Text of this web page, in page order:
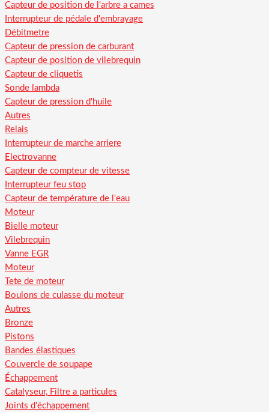
Capteur de position de l'arbre a cames
Interrupteur de pédale d'embrayage
Débitmetre
Capteur de pression de carburant
Capteur de position de vilebrequin
Capteur de cliquetis
Sonde lambda
Capteur de pression d'huile
Autres
Relais
Interrupteur de marche arriere
Electrovanne
Capteur de compteur de vitesse
Interrupteur feu stop
Capteur de température de l'eau
Moteur
Bielle moteur
Vilebrequin
Vanne EGR
Moteur
Tete de moteur
Boulons de culasse du moteur
Autres
Bronze
Pistons
Bandes élastiques
Couvercle de soupape
Échappement
Catalyseur, Filtre a particules
Joints d'échappement